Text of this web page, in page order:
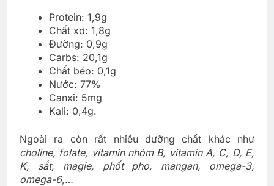
Protein: 1,9g
Chất xơ: 1,8g
Đường: 0,9g
Carbs: 20,1g
Chất béo: 0,1g
Nước: 77%
Canxi: 5mg
Kali: 0,4g.
Ngoài ra còn rất nhiều dưỡng chất khác như
choline, folate, vitamin nhóm B, vitamin A, C, D, E,
K, sắt, magie, phốt pho, mangan, omega-3,
omega-6,…